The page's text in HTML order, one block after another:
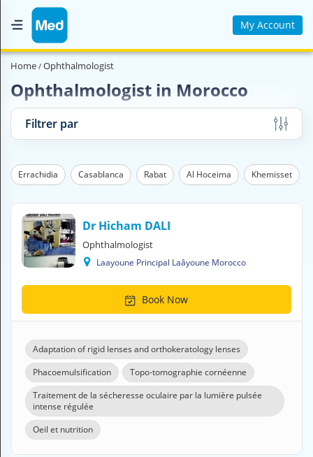
My Account
Home
Medical Magazine
Contact us
V
H
Health professional
Pharmacy
Home Ophthalmologist
Ophthalmologist in Morocco
Filtrer par
Errachidia Casablanca Rabat Al Hoceima Khemisset
Dr Hicham DALI
Ophthalmologist
Laayoune Principal Laâyoune Morocco
Book Now
Adaptation of rigid lenses and orthokeratology lenses
Phacoemulsification
Topo-tomographie cornéenne
Traitement de la sécheresse oculaire par la lumière pulsée
intense régulée
Oeil et nutrition